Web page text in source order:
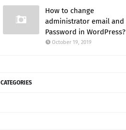
How to change
administrator email and
Password in WordPress?
October 19, 2019
CATEGORIES